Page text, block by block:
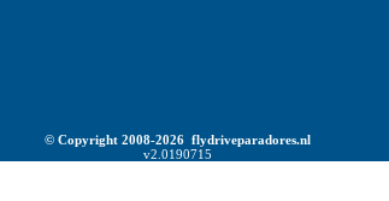
© Copyright 2008-2026 flydriveparadores.nl
v2.0190715